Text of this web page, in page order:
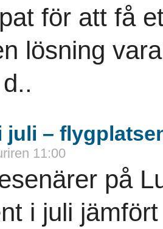
för att få
lösning
juli –
11:00
på
i juli